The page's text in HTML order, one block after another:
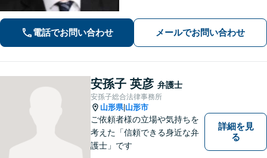
電話でお問い合わせ メールでお問い合わせ
安孫子 英彦 弁護士
安孫子総合法律事務所
山形県| 山形市
ご依頼者様の立場や気持ちを
考えた「信頼できる身近な弁
護士」です
詳細を見
る